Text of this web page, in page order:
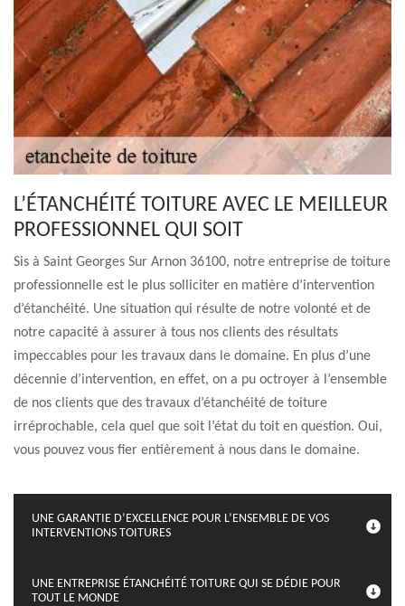
L’ÉTANCHÉITÉ TOITURE AVEC LE MEILLEUR
PROFESSIONNEL QUI SOIT
Sis à Saint Georges Sur Arnon 36100, notre entreprise de toiture
professionnelle est le plus solliciter en matière d’intervention
d’étanchéité. Une situation qui résulte de notre volonté et de
notre capacité à assurer à tous nos clients des résultats
impeccables pour les travaux dans le domaine. En plus d’une
décennie d’intervention, en effet, on a pu octroyer à l’ensemble
de nos clients que des travaux d’étanchéité de toiture
irréprochable, cela quel que soit l’état du toit en question. Oui,
vous pouvez vous fier entièrement à nous dans le domaine.
UNE GARANTIE D’EXCELLENCE POUR L’ENSEMBLE DE VOS
INTERVENTIONS TOITURES
UNE ENTREPRISE ÉTANCHÉITÉ TOITURE QUI SE DÉDIE POUR
TOUT LE MONDE